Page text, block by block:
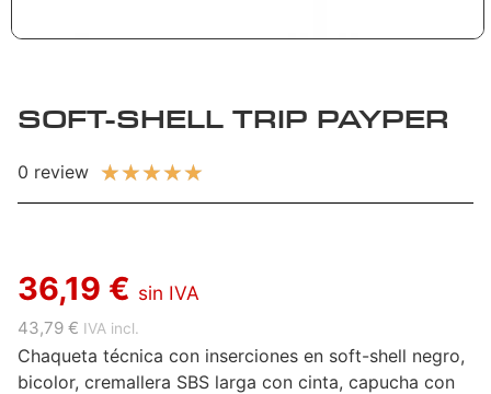
SOFT-SHELL TRIP PAYPER
0 review ★★★★★
36,19 € sin IVA
43,79 € IVA incl.
Chaqueta técnica con inserciones en soft-shell negro,
bicolor, cremallera SBS larga con cinta, capucha con